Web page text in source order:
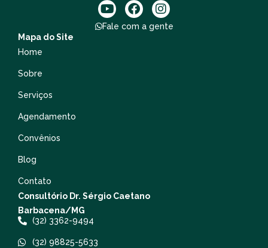
Fale com a gente
Mapa do Site
Home
Sobre
Serviços
Agendamento
Convênios
Blog
Contato
Consultório Dr. Sérgio Caetano
Barbacena/MG
(32) 3362-9494
(32) 98825-5633